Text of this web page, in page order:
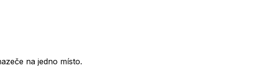
na jedno místo.